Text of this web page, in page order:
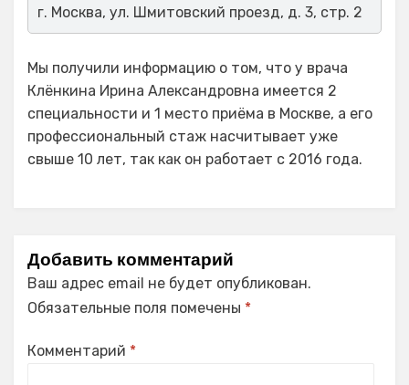
г. Москва, ул. Шмитовский проезд, д. 3, стр. 2
Мы получили информацию о том, что у врача
Клёнкина Ирина Александровна имеется 2
специальности и 1 место приёма в Москве, а его
профессиональный стаж насчитывает уже
свыше 10 лет, так как он работает с 2016 года.
Добавить комментарий
Ваш адрес email не будет опубликован.
Обязательные поля помечены *
Комментарий *